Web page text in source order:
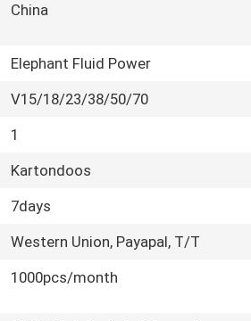
China
Elephant Fluid Power
V15/18/23/38/50/70
1
Kartondoos
7days
Western Union, Payapal, T/T
1000pcs/month